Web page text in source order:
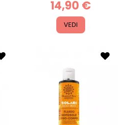
14,90 €
VEDI